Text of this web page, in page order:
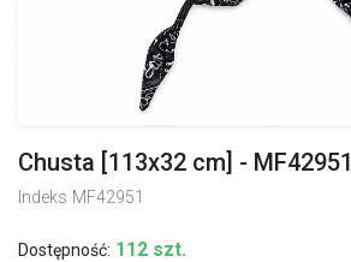
Chusta [113x32 cm] - MF42951
Indeks MF42951
Dostępność: 112 szt.